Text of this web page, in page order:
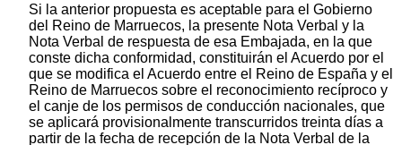
Si la anterior propuesta es aceptable para el Gobierno
del Reino de Marruecos, la presente Nota Verbal y la
Nota Verbal de respuesta de esa Embajada, en la que
conste dicha conformidad, constituirán el Acuerdo por el
que se modifica el Acuerdo entre el Reino de España y el
Reino de Marruecos sobre el reconocimiento recíproco y
el canje de los permisos de conducción nacionales, que
se aplicará provisionalmente transcurridos treinta días a
partir de la fecha de recepción de la Nota Verbal de la